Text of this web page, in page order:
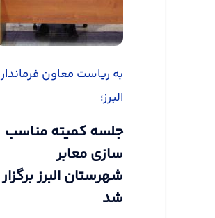
به ریاست معاون فرماندار
البرز؛
جلسه کمیته مناسب
سازی معابر
شهرستان البرز برگزار
شد